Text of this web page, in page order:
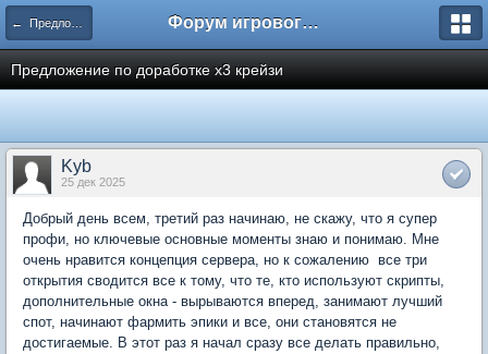
← Предложения по доработке Форум игрового сервера Multi.wS
Предложение по доработке х3 крейзи
Kyb
25 дек 2025
Добрый день всем, третий раз начинаю, не скажу, что я супер
профи, но ключевые основные моменты знаю и понимаю. Мне
очень нравится концепция сервера, но к сожалению все три
открытия сводится все к тому, что те, кто используют скрипты,
дополнительные окна - вырываются вперед, занимают лучший
спот, начинают фармить эпики и все, они становятся не
достигаемые. В этот раз я начал сразу все делать правильно,